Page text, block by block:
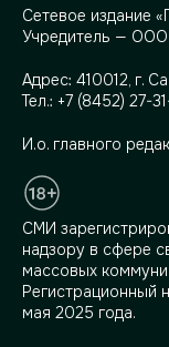
Сетевое издание
Учредитель —
Адрес: 410012, г.
Тел.: +7 (8452) 27-
И.о. главного
СМИ
надзору в сфере
массовых
мая 2025 года.